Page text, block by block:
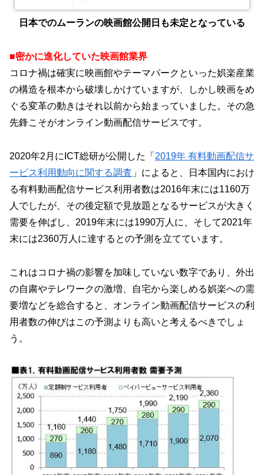
日本でのムーランの映画館公開日も未定となっている
■密かに進化していた映画館業界
コロナ禍は確実に映画館やテーマパークといった娯楽産業
の構造を根本から破壊しかけていますが、しかし映画をめ
ぐる変革の動きはそれ以前から始まっていました。その急
先鋒こそがオンライン動画配信サービスです。
2020年2月にICT総研が公開した「 2019年 有料動画配信サ
ービス利用動向に関する調査 」によると、日本国内におけ
る有料動画配信サービス利用者数は2016年末には1160万
人でしたが、その後定額で見放題となるサービスが大きく
需要を伸ばし、2019年末には1990万人に、そして2021年
末には2360万人に達するとの予測を立てています。
これはコロナ禍の影響を加味していない数字であり、外出
の自粛やテレワークの激増、自宅から楽しめる娯楽への需
要増などを総合すると、オンライン動画配信サービスの利
用者数の伸びはこの予測よりも高いと考えるべきでしょ
う。